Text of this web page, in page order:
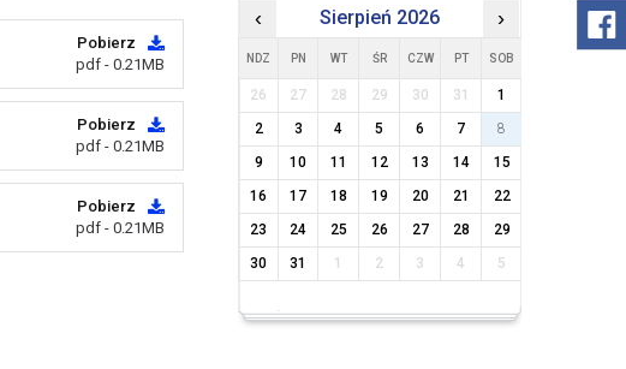
Pobierz
pdf - 0.21MB
Pobierz
pdf - 0.21MB
Pobierz
pdf - 0.21MB
‹ Sierpień 2026 ›
NDZ PN WT ŚR CZW PT SOB
26 27 28 29 30 31
1
2
3 4 5 6 7
8
9
10 11 12 13 14
15
16
17 18 19 20 21
22
23
24 25 26 27 28
29
30
31 1 2 3 4 5